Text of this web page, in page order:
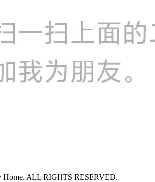
ALL RIGHTS RESERVED.